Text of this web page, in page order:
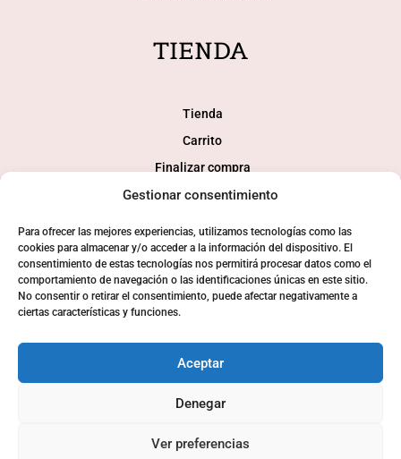
Gestionar consentimiento
Para ofrecer las mejores experiencias, utilizamos tecnologías como las
cookies para almacenar y/o acceder a la información del dispositivo. El
consentimiento de estas tecnologías nos permitirá procesar datos como el
comportamiento de navegación o las identificaciones únicas en este sitio.
No consentir o retirar el consentimiento, puede afectar negativamente a
ciertas características y funciones.
Aceptar
Denegar
Ver preferencias
TIENDA
Tienda
Carrito
Finalizar compra
Mi cuenta
SOCIAL
© 2024 Consaborahumo.com | Desarollo tienda online